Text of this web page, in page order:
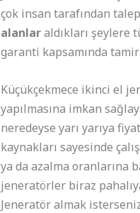
çok insan tarafından
alanlaraldıkları şeylere
garanti kapsamında
Küçükçekmece ikinci el
yapılmasına imkan
neredeyse yarı yarıya
kaynakları sayesinde
ya da azalma oranlarına
jeneratörler biraz
Jeneratör almak